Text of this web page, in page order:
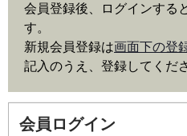
会員登録後、ログインする
す。
新規会員登録は画面下の登
記入のうえ、登録してくだ
会員ログイン